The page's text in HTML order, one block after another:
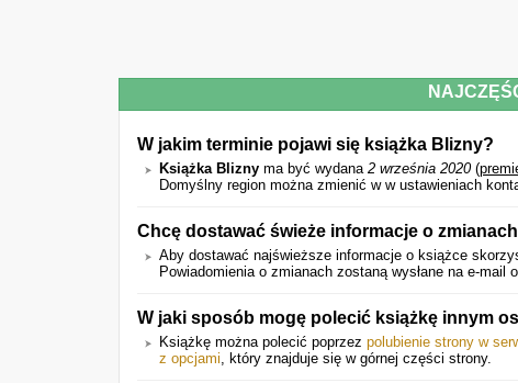
W jakim terminie pojawi się książka Blizny?
Książka Blizny ma być wydana 2 września 2020(
Domyślny region można zmienić w w ustawieniach
Chcę dostawać świeże informacje o
Aby dostawać najświeższe informacje o książce
Powiadomienia o zmianach zostaną wysłane na e-
W jaki sposób mogę polecić książkę innym
Książkę można polecić poprzez polubienie strony w
z opcjami, który znajduje się w górnej części strony.